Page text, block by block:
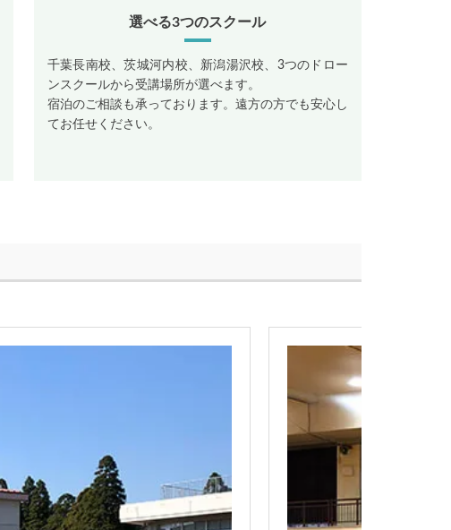
選べる3つのスクール
千葉長南校、茨城河内校、新潟湯沢校、3つのドロー
ンスクールから受講場所が選べます。
宿泊のご相談も承っております。遠方の方でも安心し
てお任せください。